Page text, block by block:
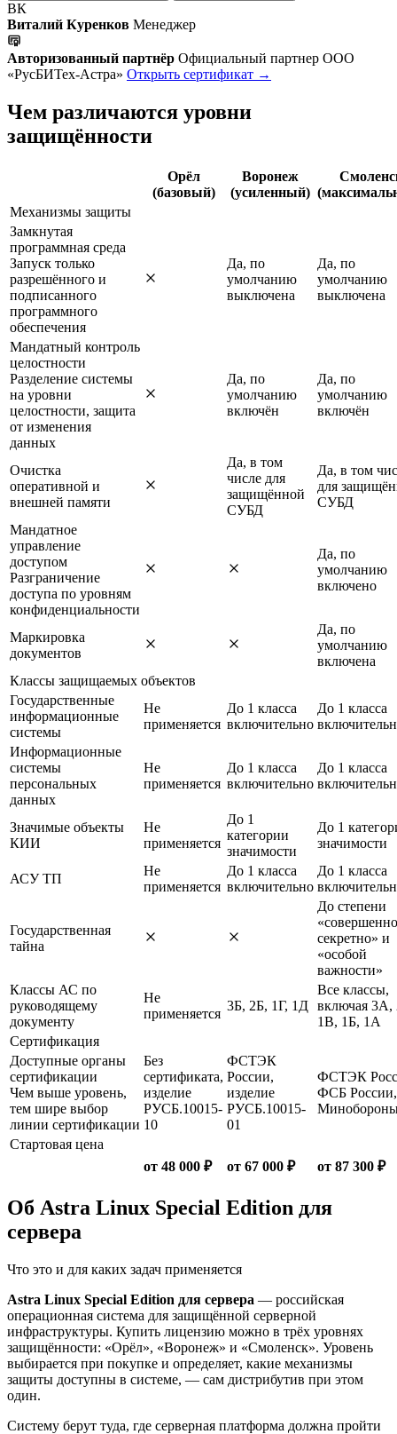
ВК
Виталий Куренков Менеджер
Авторизованный партнёр Официальный партнер ООО
«РусБИТех-Астра» Открыть сертификат →
Чем различаются уровни
защищённости
Орёл
(базовый)
Воронеж
(усиленный)
Механизмы защиты
Замкнутая
программная среда
Запуск только
разрешённого и
подписанного
программного
обеспечения
Да, по
умолчанию
выключена
Да, по
умолчанию
выключена
Мандатный контроль
целостности
Разделение системы
на уровни
целостности, защита
от изменения
данных
Да, по
умолчанию
включён
Да, по
умолчанию
включён
Очистка
оперативной и
внешней памяти
Да, в том
числе для
защищённой
СУБД
Да, в том
для
СУБД
Мандатное
управление
доступом
Разграничение
доступа по уровням
конфиденциальности
Да, по
умолчанию
включено
Маркировка
документов
Да, по
умолчанию
включена
Классы защищаемых объектов
Государственные
информационные
системы
Не
применяется
До 1 класса
включительно
До 1 класса
Информационные
системы
персональных
данных
Не
применяется
До 1 класса
включительно
До 1 класса
Значимые объекты
КИИ
Не
применяется
До 1
категории
значимости
До 1
значимости
АСУ ТП
Не
применяется
До 1 класса
включительно
До 1 класса
Государственная
тайна
До степени
«совершенно
секретно» и
«особой
важности»
Классы АС по
руководящему
документу
Не
применяется
3Б, 2Б, 1Г, 1Д
Все классы,
включая 3А,
1В, 1Б, 1А
Сертификация
Доступные органы
сертификации
Чем выше уровень,
тем шире выбор
линии сертификации
Без
сертификата,
изделие
РУСБ.10015-
10
ФСТЭК
России,
изделие
РУСБ.10015-
01
ФСТЭК
ФСБ России,
Стартовая цена
от 48 000 ₽
от 67 000 ₽ от 87 300 ₽
Об Astra Linux Special Edition для
сервера
Что это и для каких задач применяется
Astra Linux Special Edition для сервера — российская
операционная система для защищённой серверной
инфраструктуры. Купить лицензию можно в трёх уровнях
защищённости: «Орёл», «Воронеж» и «Смоленск». Уровень
выбирается при покупке и определяет, какие механизмы
защиты доступны в системе, — сам дистрибутив при этом
один.
Систему берут туда, где серверная платформа должна пройти